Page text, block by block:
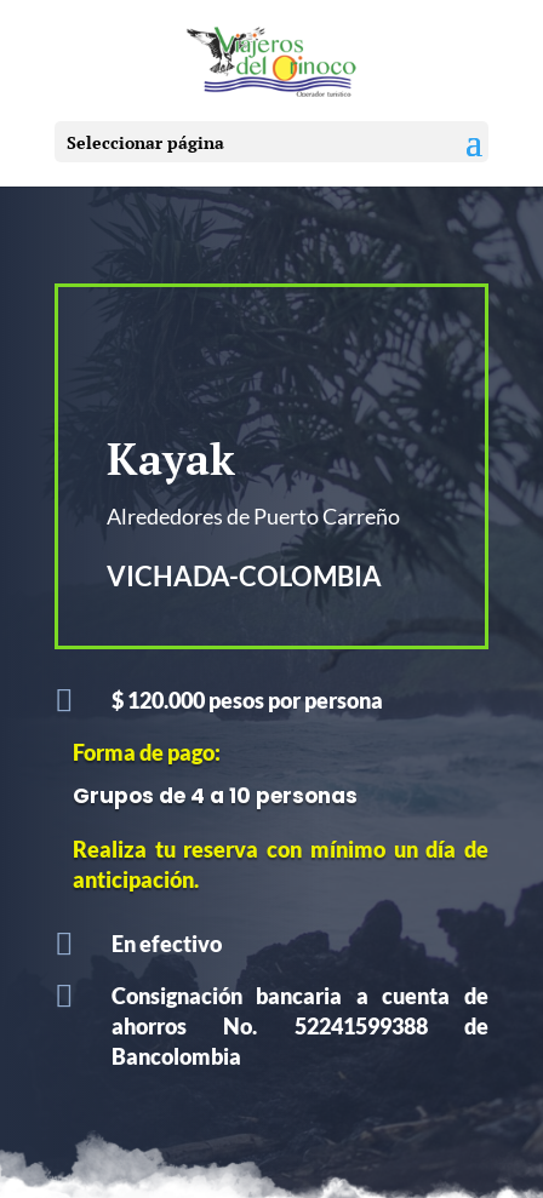
Seleccionar página
Kayak
Alrededores de Puerto Carreño
VICHADA-COLOMBIA

$ 120.000 pesos por persona
Forma de pago:
Grupos de 4 a 10 personas
Realiza tu reserva con mínimo un día de
anticipación.
 En efectivo

Consignación bancaria a cuenta de
ahorros No. 52241599388 de
Bancolombia